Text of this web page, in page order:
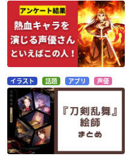
イラスト 話題 アプリ 声優